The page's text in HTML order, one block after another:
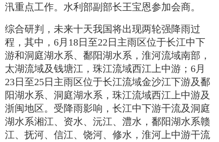
汛重点工作。水利部副部长王宝恩参加会商。
综合研判，未来十天我国将出现两轮强降雨过
程，其中，6月18日至22日主雨区位于长江中下
游和洞庭湖水系、鄱阳湖水系，淮河流域南部，
太湖流域及钱塘江，珠江流域西江上中游；6月
23日至25日主雨区位于长江流域金沙江下游及鄱
阳湖水系、洞庭湖水系，珠江流域西江上中游及
浙闽地区。受降雨影响，长江中下游干流及洞庭
湖水系湘江、资水、沅江、澧水，鄱阳湖水系赣
江、抚河、信江、饶河、修水，淮河上中游干流